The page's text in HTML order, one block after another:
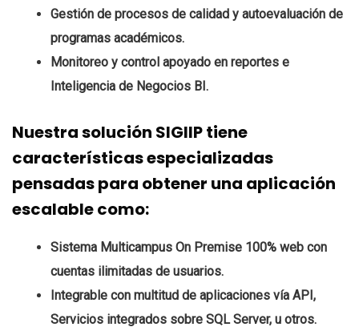
Gestión de procesos de calidad y autoevaluación de
programas académicos.
Monitoreo y control apoyado en reportes e
Inteligencia de Negocios BI.
Nuestra solución SIGIIP tiene
características especializadas
pensadas para obtener una aplicación
escalable como:
Sistema Multicampus On Premise 100% web con
cuentas ilimitadas de usuarios.
Integrable con multitud de aplicaciones vía API,
Servicios integrados sobre SQL Server, u otros.